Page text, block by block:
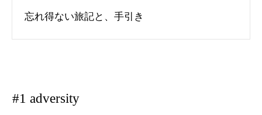
忘れ得ない旅記と、手引き
#1 adversity